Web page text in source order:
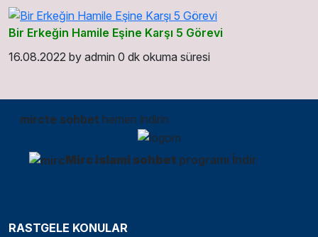
Bir Erkeğin Hamile Eşine Karşı 5 Görevi
16.08.2022 by admin 0 dk okuma süresi
mircte sohbet hemen indirin
Mirc islami sohbet programı İndir
RASTGELE KONULAR